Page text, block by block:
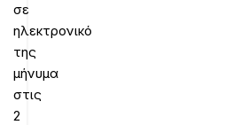
σε
ηλεκτρονικό
της
μήνυμα
στις
2